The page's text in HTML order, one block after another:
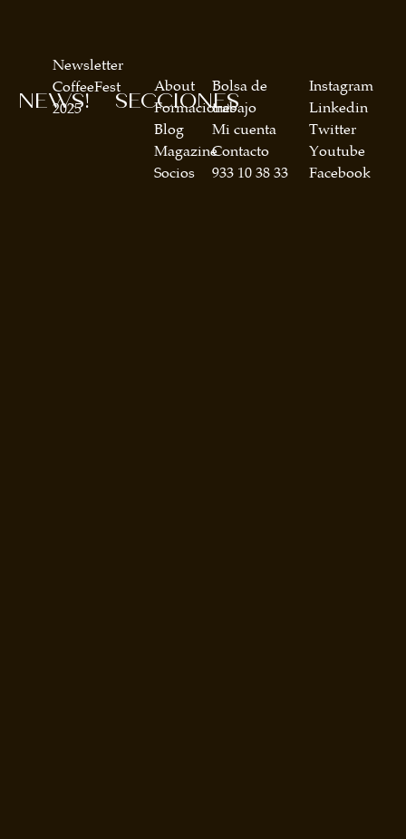
SECCIONES
About
Formaciones
Blog
Magazine
Socios
Bolsa de
trabajo
Mi cuenta
Contacto
933 10 38 33
NEWS!
Newsletter
CoffeeFest
2025
Instagram
Linkedin
Twitter
Youtube
Facebook